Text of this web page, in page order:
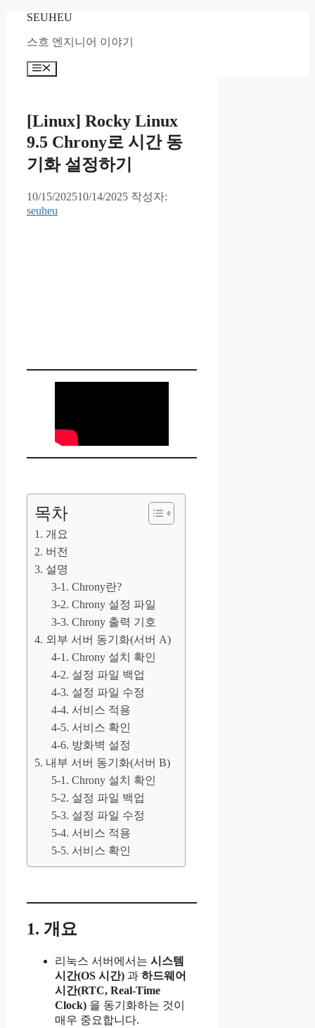
SEUHEU
스흐 엔지니어 이야기
메
[Linux] Rocky Linux
9.5 Chrony로 시간 동
기화 설정하기
10/15/202510/14/2025 작성자:
seuheu
목차
1. 개요
2. 버전
3. 설명
3-1. Chrony란?
3-2. Chrony 설정 파일
3-3. Chrony 출력 기호
4. 외부 서버 동기화(서버 A)
4-1. Chrony 설치 확인
4-2. 설정 파일 백업
4-3. 설정 파일 수정
4-4. 서비스 적용
4-5. 서비스 확인
4-6. 방화벽 설정
5. 내부 서버 동기화(서버 B)
5-1. Chrony 설치 확인
5-2. 설정 파일 백업
5-3. 설정 파일 수정
5-4. 서비스 적용
5-5. 서비스 확인
1. 개요
리눅스 서버에서는 시스템
시간(OS 시간) 과 하드웨어
시간(RTC, Real-Time
Clock) 을 동기화하는 것이
매우 중요합니다.